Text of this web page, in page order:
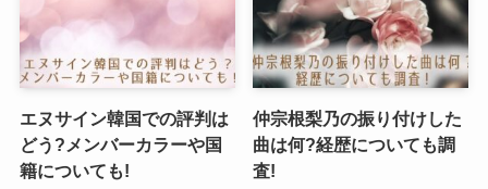
エヌサイン韓国での評判は
どう?メンバーカラーや国
籍についても!
仲宗根梨乃の振り付けした
曲は何?経歴についても調
査!